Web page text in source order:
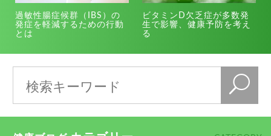
過敏性腸症候群（IBS）の
発症を軽減するための行動
とは
ビタミンD欠乏症が多数発
生で影響、健康予防を考え
る